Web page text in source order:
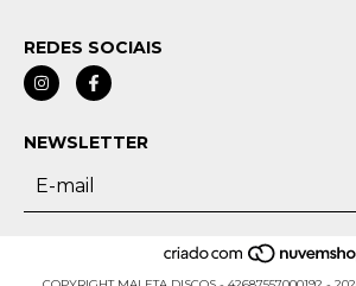
REDES SOCIAIS
NEWSLETTER